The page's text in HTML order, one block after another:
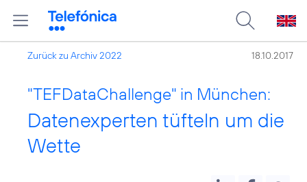
Zurück zu Archiv 2022 18.10.2017
"TEFDataChallenge" in München:
Datenexperten tüfteln um die
Wette